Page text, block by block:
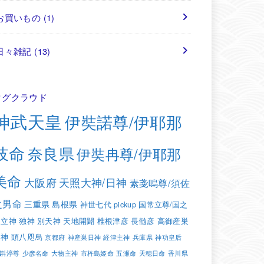
買いもの (1)
々雑記 (13)
クラウド
武天皇 伊奘諾尊/伊耶那
命奈良県伊奘冉尊/伊耶那
命 大阪府天照大神/日神 素戔嗚尊/須佐
命 三重県 島根県 神世七代 pickup 国常立尊/国之
神 独神 別天神 天地開闢 椎根津彦 長髄彦 高御産巣
頭八咫烏 京都府 神産巣日神 経津主神 兵庫県 神功皇后
渟尊 少彦名命 大物主神 市杵島姫命 五瀬命 天穂日命 香川県